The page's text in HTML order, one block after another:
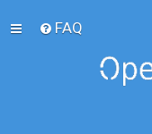
FAQ